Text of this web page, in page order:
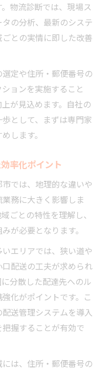
物流診断では、現場ス
の分析、最新のシステ
との実情に即した改善
定や住所・郵便番号の
ョンを実施すること
が見込めます。自社の
として、まずは専門家
します。
率化ポイント
では、地理的な違いや
務に大きく影響しま
ごとの特性を理解し、
が必要となります。
エリアでは、狭い道や
配送の工夫が求められ
分散した配達先へのル
化がポイントです。こ
送管理システムを導入
握することが有効で
は、住所・郵便番号の